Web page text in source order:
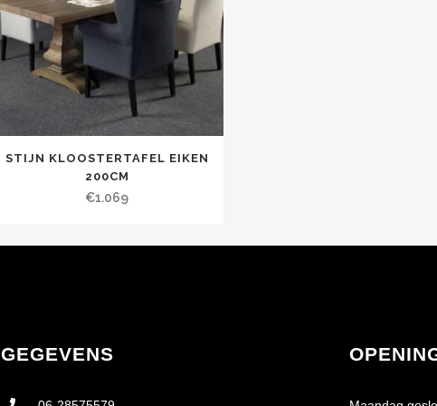
STIJN KLOOSTERTAFEL EIKEN
200CM
€1.069
GEGEVENS